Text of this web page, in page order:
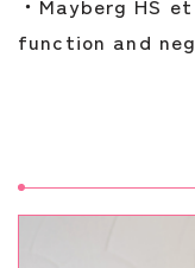
function and